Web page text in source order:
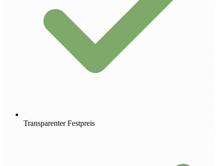
Transparenter Festpreis